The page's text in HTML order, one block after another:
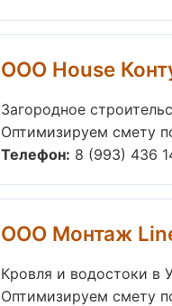
ООО House
Загородное
Оптимизируем смету
Телефон: 8 (993) 436
ООО Монтаж
Кровля и водостоки в
Оптимизируем смету